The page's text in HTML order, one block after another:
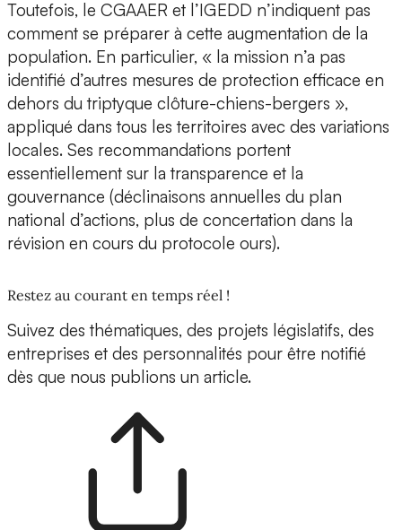
Toutefois, le CGAAER et l’IGEDD n’indiquent pas
comment se préparer à cette augmentation de la
population. En particulier, « la mission n’a pas
identifié d’autres mesures de protection efficace en
dehors du triptyque clôture-chiens-bergers »,
appliqué dans tous les territoires avec des variations
locales. Ses recommandations portent
essentiellement sur la transparence et la
gouvernance (déclinaisons annuelles du plan
national d’actions, plus de concertation dans la
révision en cours du protocole ours).
Restez au courant en temps réel !
Suivez des thématiques, des projets législatifs, des
entreprises et des personnalités pour être notifié
dès que nous publions un article.